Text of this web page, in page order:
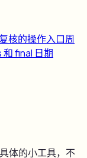
核的操作入口周
final 日期
体的小工具，不